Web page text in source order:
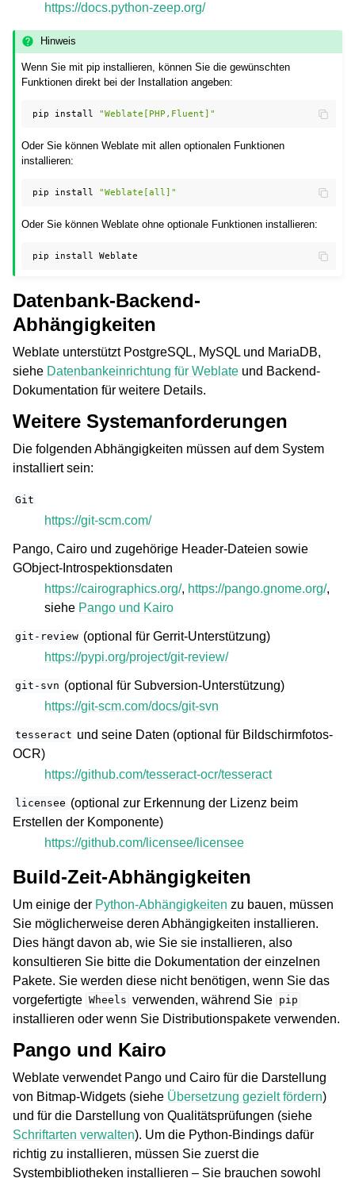
https://docs.python-zeep.org/
Hinweis
Wenn Sie mit pip installieren, können Sie die gewünschten
Funktionen direkt bei der Installation angeben:
pip install "Weblate[PHP,Fluent]"
Oder Sie können Weblate mit allen optionalen Funktionen
installieren:
pip install "Weblate[all]"
Oder Sie können Weblate ohne optionale Funktionen installieren:
pip install
Datenbank-Backend-
Abhängigkeiten
Weblate unterstützt PostgreSQL, MySQL und MariaDB,
siehe Datenbankeinrichtung für Weblate und Backend-
Dokumentation für weitere Details.
Weitere Systemanforderungen
Die folgenden Abhängigkeiten müssen auf dem System
installiert sein:
Git
https://git-scm.com/
Pango, Cairo und zugehörige Header-Dateien sowie
GObject-Introspektionsdaten
https://cairographics.org/, https://pango.gnome.org/,
siehe Pango und Kairo
git-review (optional für Gerrit-Unterstützung)
https://pypi.org/project/git-review/
git-svn (optional für Subversion-Unterstützung)
https://git-scm.com/docs/git-svn
tesseract und seine Daten (optional für Bildschirmfotos-
OCR)
https://github.com/tesseract-ocr/tesseract
licensee (optional zur Erkennung der Lizenz beim
Erstellen der Komponente)
https://github.com/licensee/licensee
Build-Zeit-Abhängigkeiten
Um einige der Python-Abhängigkeiten zu bauen, müssen
Sie möglicherweise deren Abhängigkeiten installieren.
Dies hängt davon ab, wie Sie sie installieren, also
konsultieren Sie bitte die Dokumentation der einzelnen
Pakete. Sie werden diese nicht benötigen, wenn Sie das
vorgefertigte Wheels verwenden, während Sie pip
installieren oder wenn Sie Distributionspakete verwenden.
Pango und Kairo
Weblate verwendet Pango und Cairo für die Darstellung
von Bitmap-Widgets (siehe Übersetzung gezielt fördern)
und für die Darstellung von Qualitätsprüfungen (siehe
Schriftarten verwalten). Um die Python-Bindings dafür
richtig zu installieren, müssen Sie zuerst die
Systembibliotheken installieren – Sie brauchen sowohl